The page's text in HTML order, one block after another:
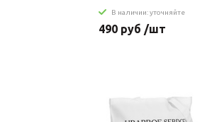
В наличии: уточняйте
490 руб /шт